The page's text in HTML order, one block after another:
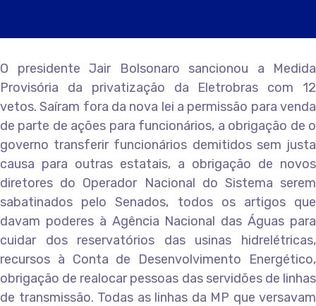
O presidente Jair Bolsonaro sancionou a Medida
Provisória da privatização da Eletrobras com 12
vetos. Saíram fora da nova lei a permissão para venda
de parte de ações para funcionários, a obrigação de o
governo transferir funcionários demitidos sem justa
causa para outras estatais, a obrigação de novos
diretores do Operador Nacional do Sistema serem
sabatinados pelo Senados, todos os artigos que
davam poderes à Agência Nacional das Águas para
cuidar dos reservatórios das usinas hidrelétricas,
recursos à Conta de Desenvolvimento Energético,
obrigação de realocar pessoas das servidões de linhas
de transmissão. Todas as linhas da MP que versavam